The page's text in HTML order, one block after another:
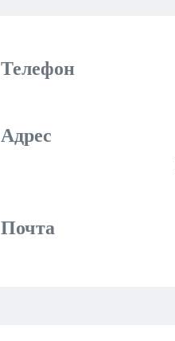
Телефон
Адрес
Почта